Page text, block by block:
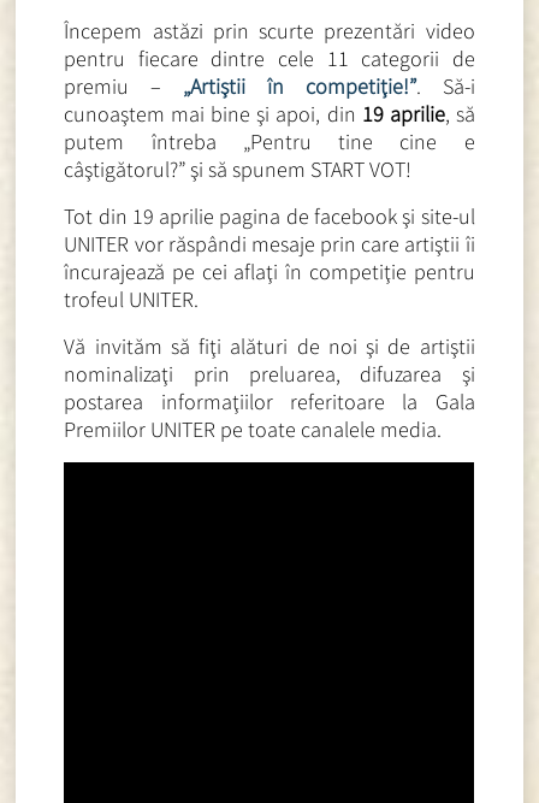
Începem astăzi prin scurte prezentări video
pentru fiecare dintre cele 11 categorii de
premiu – „Artiştii în competiţie!”. Să-i
cunoaştem mai bine şi apoi, din 19 aprilie, să
putem întreba „Pentru tine cine e
câştigătorul?” şi să spunem START VOT!
Tot din 19 aprilie pagina de facebook şi site-ul
UNITER vor răspândi mesaje prin care artiştii îi
încurajează pe cei aflaţi în competiţie pentru
trofeul UNITER.
Vă invităm să fiţi alături de noi şi de artiştii
nominalizaţi prin preluarea, difuzarea şi
postarea informaţiilor referitoare la Gala
Premiilor UNITER pe toate canalele media.